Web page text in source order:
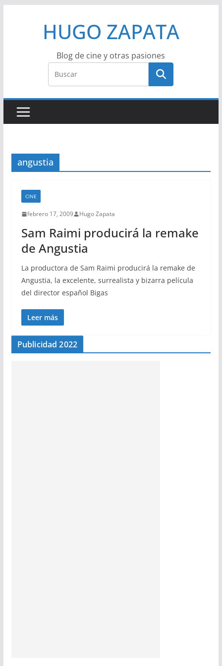
HUGO ZAPATA
Blog de cine y otras pasiones
angustia
CINE
febrero 17, 2009 Hugo Zapata
Sam Raimi producirá la remake
de Angustia
La productora de Sam Raimi producirá la remake de
Angustia, la excelente, surrealista y bizarra película
del director español Bigas
Leer más
Publicidad 2022